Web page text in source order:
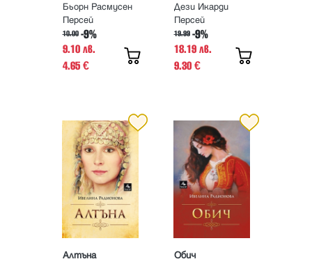
Бьорн Расмусен
Персей
10.00 -9%
9.10 лв.
4.65 €
Дези Икарди
Персей
19.99 -9%
18.19 лв.
9.30 €
Алтъна Обич